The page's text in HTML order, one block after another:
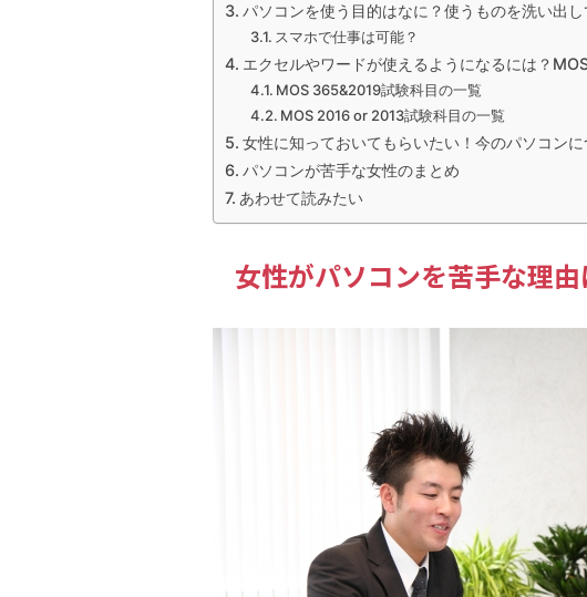
パソコンを使う目的はなに？使うものを洗い出し
スマホで仕事は可能？
エクセルやワードが使えるようになるには？
MOS 365&2019試験科目の一覧
MOS 2016 or 2013試験科目の一覧
女性に知っておいてもらいたい！今のパソコンに
パソコンが苦手な女性のまとめ
あわせて読みたい
女性がパソコンを苦手な理